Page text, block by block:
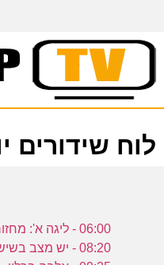
לוח שידורים יומי:
06:00 - ליגה א': מחזור 7
08:20 - יש מצב בשישי